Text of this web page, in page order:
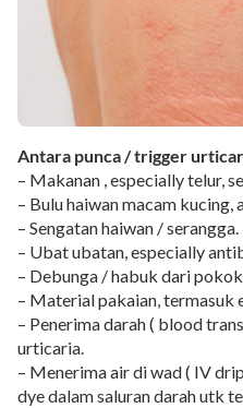
Antara punca / trigger
– Makanan , especially telur,
– Bulu haiwan macam kucing,
– Sengatan haiwan / serangga.
– Ubat ubatan, especially
– Debunga / habuk dari
– Material pakaian, termasuk
– Penerima darah ( blood
urticaria.
– Menerima air di wad ( IV
dye dalam saluran darah utk